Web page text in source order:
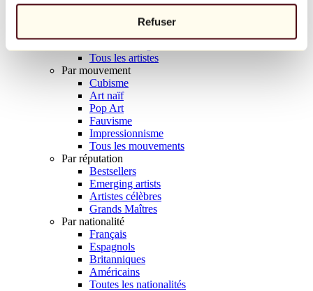
Refuser
Tous les sculpteurs
Tous les photographes
Tous les artistes
Par mouvement
Cubisme
Art naïf
Pop Art
Fauvisme
Impressionnisme
Tous les mouvements
Par réputation
Bestsellers
Emerging artists
Artistes célèbres
Grands Maîtres
Par nationalité
Français
Espagnols
Britanniques
Américains
Toutes les nationalités